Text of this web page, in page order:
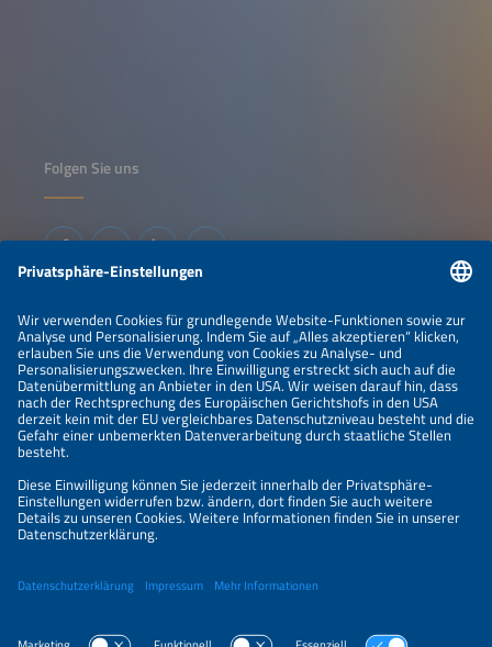
Folgen Sie uns
Informationen
IMPRESSUM
KONTAKT
ÜBER UNS
VERANSTALTER
PREISÜBERSICHT
DATENSCHUTZERKLÄRUNG